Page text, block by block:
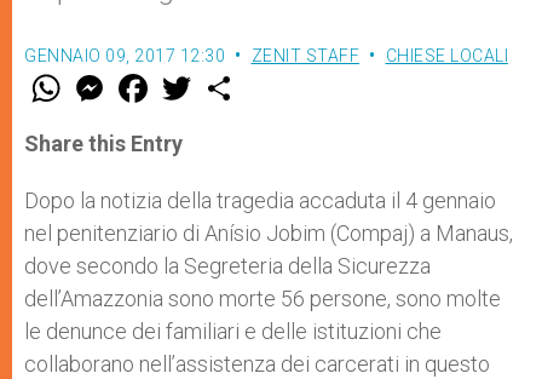
GENNAIO 09, 2017 12:30 ZENIT STAFF CHIESE LOCALI
W
t
s
p
p
M
e
s
e
g
e
r
F
a
e
b
o
k
w
r
Share this Entry
Dopo la notizia della tragedia accaduta il 4 gennaio
nel penitenziario di Anísio Jobim (Compaj) a Manaus,
dove secondo la Segreteria della Sicurezza
dell’Amazzonia sono morte 56 persone, sono molte
le denunce dei familiari e delle istituzioni che
collaborano nell’assistenza dei carcerati in questo